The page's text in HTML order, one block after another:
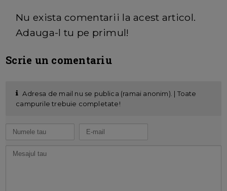
Nu exista comentarii la acest articol.
Adauga-l tu pe primul!
Scrie un comentariu
Adresa de mail nu se publica (ramai anonim). | Toate
campurile trebuie completate!